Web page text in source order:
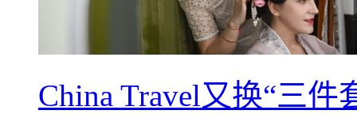
China Travel又换“三